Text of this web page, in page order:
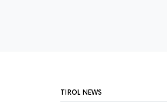
TIROL NEWS